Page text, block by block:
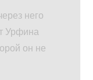
него
Урфина
он не